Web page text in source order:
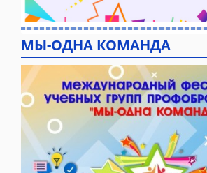
МЫ-ОДНА КОМАНДА